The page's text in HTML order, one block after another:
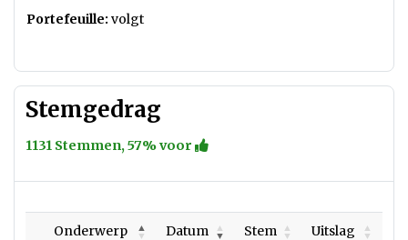
Portefeuille: volgt
Stemgedrag
1131 Stemmen, 57% voor
Onderwerp Datum Stem Uitslag